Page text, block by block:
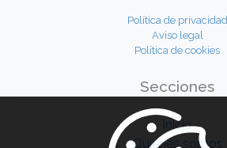
Política de privacidad
Aviso legal
Política de cookies
Secciones
Inicio
Quiénes somos